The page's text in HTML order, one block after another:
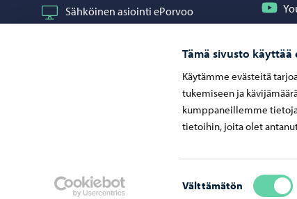
Tämä sivusto käyttää
Käytämme evästeitä
tukemiseen ja
kumppaneillemme
tietoihin, joita olet
valinta
Välttämätön
Sähköinen asiointi ePorvoo
Neuvonta ja palaute